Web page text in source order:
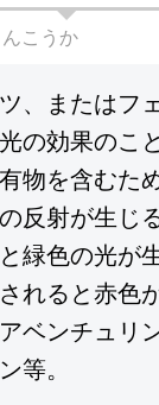
こうか
、またはフ
の効果のこ
物を含むた
反射が生じ
緑色の光が
れると赤色
ベンチュリ
等。